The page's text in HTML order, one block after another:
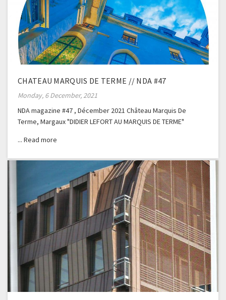
CHATEAU MARQUIS DE TERME // NDA #47
Monday, 6 December, 2021
NDA magazine #47 , Décember 2021 Château Marquis De
Terme, Margaux "DIDIER LEFORT AU MARQUIS DE TERME"